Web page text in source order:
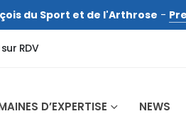
du Sport et de l'Arthrose -
RDV
D’EXPERTISE NEWS